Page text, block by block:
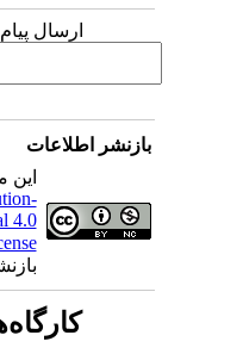
ارسال
بازنشر اطلاعات
این
4.0